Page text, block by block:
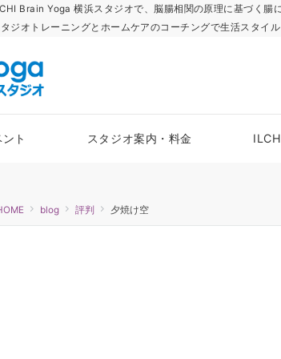
Brain Yoga 横浜スタジオで、脳腸相関の原理に基づく
ジオトレーニングとホームケアのコーチングで生活スタイル
ト スタジオ案内・料金
blog 評判 夕焼け空